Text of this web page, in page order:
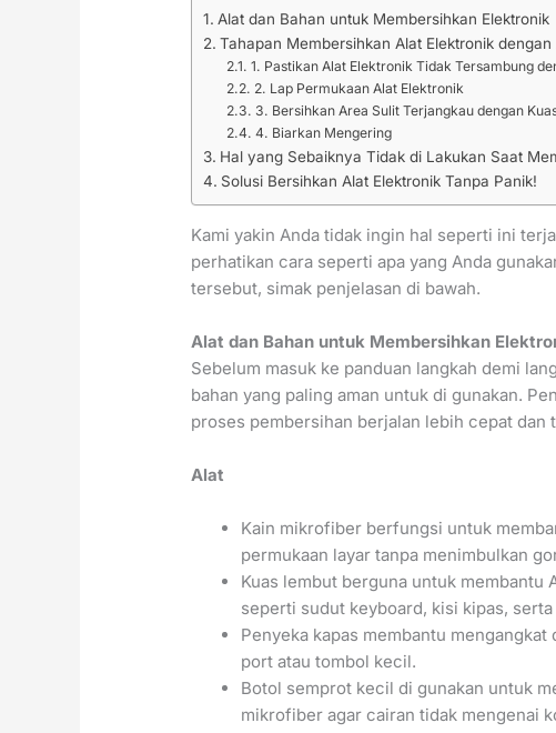
Alat dan Bahan untuk Membersihkan Elektronik
Tahapan Membersihkan Alat Elektronik
1. Pastikan Alat Elektronik Tidak Tersambung
2. Lap Permukaan Alat Elektronik
3. Bersihkan Area Sulit Terjangkau dengan
4. Biarkan Mengering
Hal yang Sebaiknya Tidak di Lakukan Saat
Solusi Bersihkan Alat Elektronik Tanpa Panik!
Kami yakin Anda tidak ingin hal seperti ini
perhatikan cara seperti apa yang Anda
tersebut, simak penjelasan di bawah.
Alat dan Bahan untuk Membersihkan
Sebelum masuk ke panduan langkah demi
bahan yang paling aman untuk di gunakan.
proses pembersihan berjalan lebih cepat dan
Alat
Kain mikrofiber berfungsi untuk
permukaan layar tanpa menimbulkan
Kuas lembut berguna untuk
seperti sudut keyboard, kisi kipas,
Penyeka kapas membantu
port atau tombol kecil.
Botol semprot kecil di gunakan untuk
mikrofiber agar cairan tidak mengenai